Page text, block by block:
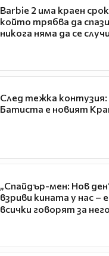
Barbie 2 има краен
който трябва да
никога няма да се
След тежка
Батиста е новият
„Спайдър-мен: Нов
взриви кината у нас –
всички говорят за